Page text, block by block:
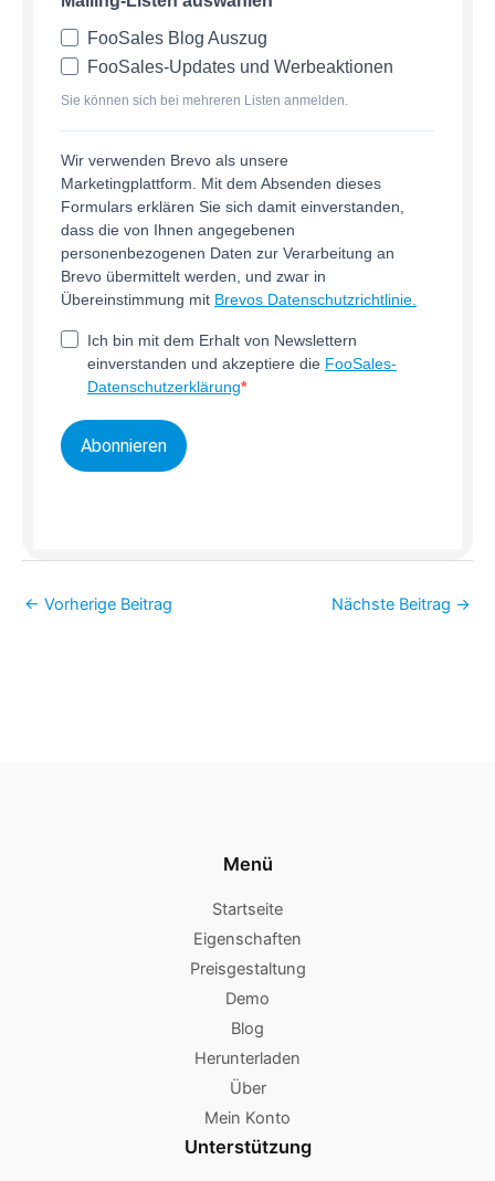
FooSales Blog Auszug
FooSales-Updates und Werbeaktionen
Sie können sich bei mehreren Listen anmelden.
Wir verwenden Brevo als unsere
Marketingplattform. Mit dem Absenden dieses
Formulars erklären Sie sich damit einverstanden,
dass die von Ihnen angegebenen
personenbezogenen Daten zur Verarbeitung an
Brevo übermittelt werden, und zwar in
Übereinstimmung mit Brevos Datenschutzrichtlinie.
Ich bin mit dem Erhalt von Newslettern
einverstanden und akzeptiere die FooSales-
Datenschutzerklärung
Abonnieren
← Vorherige Beitrag Nächste Beitrag →
Menü
Startseite
Eigenschaften
Preisgestaltung
Demo
Blog
Herunterladen
Über
Mein Konto
Unterstützung